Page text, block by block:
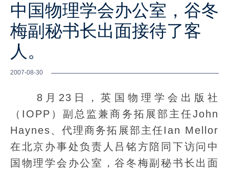
中国物理学会办公室，谷冬
梅副秘书长出面接待了客
人。
2007-08-30
8月23日，英国物理学会出版社
（IOPP）副总监兼商务拓展部主任John
Haynes、代理商务拓展部主任Ian Mellor
在北京办事处负责人吕铭方陪同下访问中
国物理学会办公室，谷冬梅副秘书长出面